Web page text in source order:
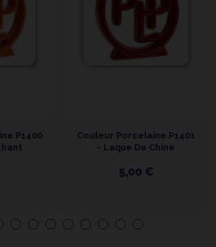
P1400
Couleur Porcelaine P1401
- Laque De Chine
5,00 €